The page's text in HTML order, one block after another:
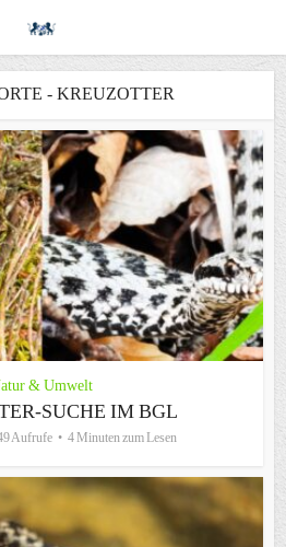
- KREUZOTTER
& Umwelt
SUCHE IM BGL
Aufrufe 4 Minuten zum Lesen